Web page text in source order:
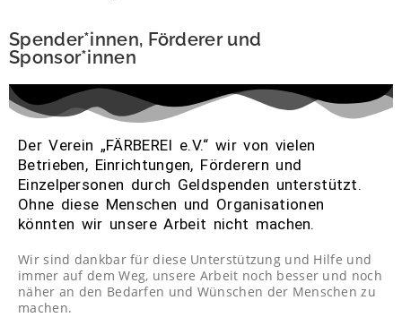
Spender*innen, Förderer und
Sponsor*innen
Der Verein „FÄRBEREI e.V.“ wir von vielen
Betrieben, Einrichtungen, Förderern und
Einzelpersonen durch Geldspenden unterstützt.
Ohne diese Menschen und Organisationen
könnten wir unsere Arbeit nicht machen.
Wir sind dankbar für diese Unterstützung und Hilfe und
immer auf dem Weg, unsere Arbeit noch besser und noch
näher an den Bedarfen und Wünschen der Menschen zu
machen.